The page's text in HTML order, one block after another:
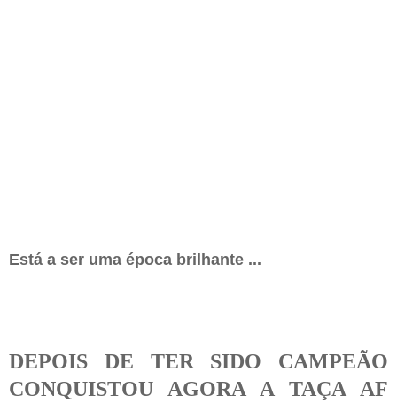
Está a ser uma época brilhante ...
DEPOIS DE TER SIDO CAMPEÃO
CONQUISTOU AGORA A TAÇA AF